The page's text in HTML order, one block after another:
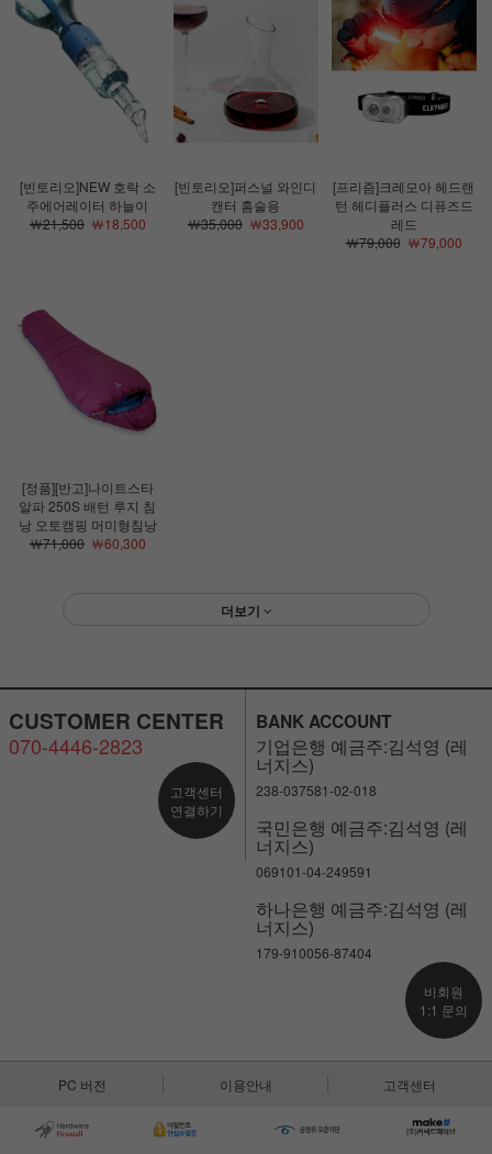
[빈토리오]NEW 호락 소
주에어레이터 하늘이
￦21,500￦18,500
[빈토리오]퍼스널 와인디
캔터 홈술용
￦35,000￦33,900
[프리즘]크레모아 헤드랜
턴 헤디플러스 디퓨즈드
레드
￦79,000￦79,000
[정품][반고]나이트스타
알파 250S 배턴 루지 침
낭 오토캠핑 머미형침낭
￦71,000￦60,300
더보기
CUSTOMER CENTER
070-4446-2823
고객센터
연결하기
BANK ACCOUNT
기업은행 예금주:김석영 (레
너지스)
238-037581-02-018
국민은행 예금주:김석영 (레
너지스)
069101-04-249591
하나은행 예금주:김석영 (레
너지스)
179-910056-87404
비회원
1:1 문의
PC 버전 이용안내 고객센터